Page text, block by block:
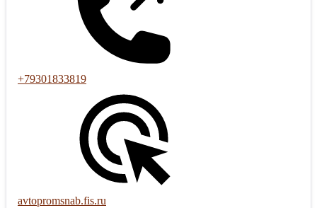
+79301833819
avtopromsnab.fis.ru